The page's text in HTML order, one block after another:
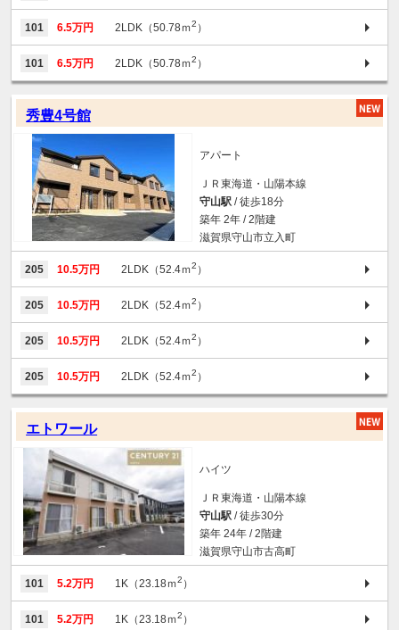
101 6.5万円 2LDK（50.78ｍ2 ）
101 6.5万円 2LDK（50.78ｍ2 ）
秀豊4号館
アパート
ＪＲ東海道・山陽本線
守山駅 / 徒歩18分
築年 2年 / 2階建
滋賀県守山市立入町
205 10.5万円 2LDK（52.4ｍ2 ）
205 10.5万円 2LDK（52.4ｍ2 ）
205 10.5万円 2LDK（52.4ｍ2 ）
205 10.5万円 2LDK（52.4ｍ2 ）
エトワール
ハイツ
ＪＲ東海道・山陽本線
守山駅 / 徒歩30分
築年 24年 / 2階建
滋賀県守山市古高町
101 5.2万円 1K（23.18ｍ2 ）
101 5.2万円 1K（23.18ｍ2 ）